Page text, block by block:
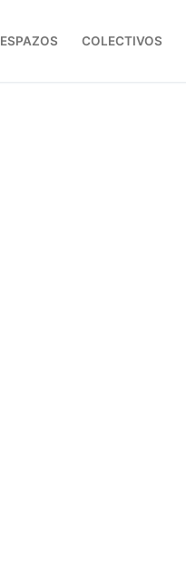
ESPAZOS COLECTIVOS